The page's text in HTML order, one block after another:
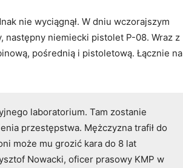
nie wyciągnął. W dniu wczorajszym
następny niemiecki pistolet P-08. Wraz z
pośrednią i pistoletową. Łącznie na
laboratorium. Tam zostanie
przestępstwa. Mężczyzna trafił do
może mu grozić kara do 8 lat
Nowacki, oficer prasowy KMP w